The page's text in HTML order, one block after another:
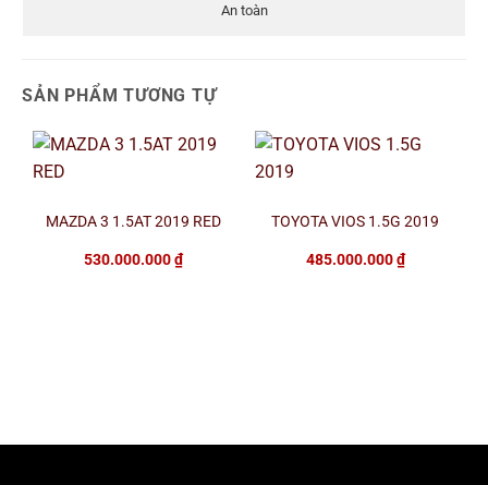
An toàn
SẢN PHẨM TƯƠNG TỰ
MAZDA 3 1.5AT 2019 RED
530.000.000₫
TOYOTA VIOS 1.5G 2019
485.000.000₫